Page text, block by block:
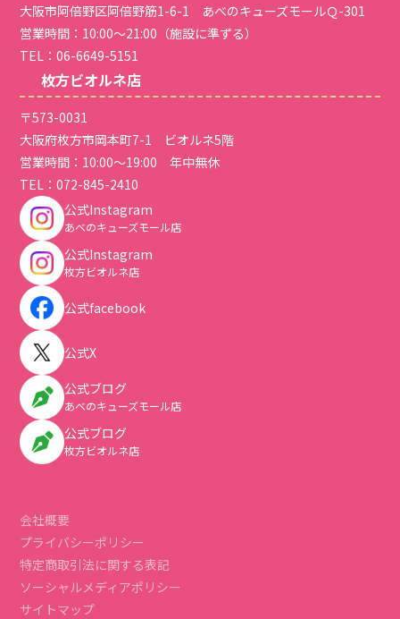
大阪市阿倍野区阿倍野筋1-6-1 あべのキューズモールＱ-301
営業時間：10:00～21:00（施設に準ずる）
TEL：06-6649-5151
枚方ビオルネ店
〒573-0031
大阪府枚方市岡本町7-1 ビオルネ5階
営業時間：10:00～19:00 年中無休
TEL：072-845-2410
公式Instagram
あべのキューズモール店
公式Instagram
枚方ビオルネ店
公式facebook
公式X
公式ブログ
あべのキューズモール店
公式ブログ
枚方ビオルネ店
会社概要
プライバシーポリシー
特定商取引法に関する表記
ソーシャルメディアポリシー
サイトマップ